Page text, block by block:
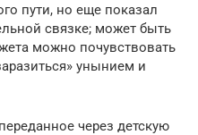
пути, но еще показал
связке; может быть
можно почувствовать
унынием и
через детскую